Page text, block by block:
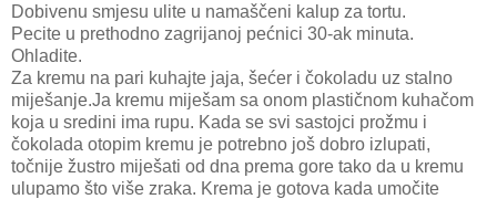
Dobivenu smjesu ulite u namaščeni kalup za tortu.
Pecite u prethodno zagrijanoj pećnici 30-ak minuta.
Ohladite.
Za kremu na pari kuhajte jaja, šećer i čokoladu uz stalno
miješanje.Ja kremu miješam sa onom plastičnom kuhačom
koja u sredini ima rupu. Kada se svi sastojci prožmu i
čokolada otopim kremu je potrebno još dobro izlupati,
točnije žustro miješati od dna prema gore tako da u kremu
ulupamo što više zraka. Krema je gotova kada umočite